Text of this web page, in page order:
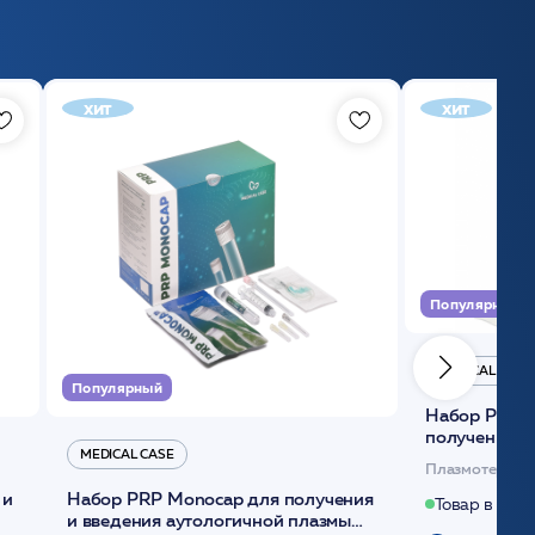
хит
Популярный
MEDICAL CASE
Набор PRP Monocap для получения
и введения аутологичной плазмы
хит
Популярный
MEDICAL CASE
Набор Plasmoactive Стандарт для
получения
плазмы
Товар в